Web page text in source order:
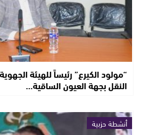
“مولود الكيرع” رئيساً للهيئة
النقل بجهة العيون الساقية…
أنشطة حزبية